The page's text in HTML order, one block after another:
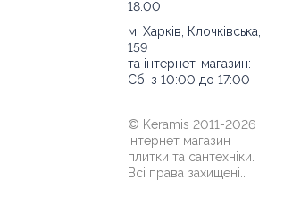
18:00
м. Харків, Клочківська,
159
та інтернет-магазин:
Сб: з 10:00 до 17:00
© Keramis 2011-2026
Інтернет магазин
плитки та сантехніки.
Всі права захищені..